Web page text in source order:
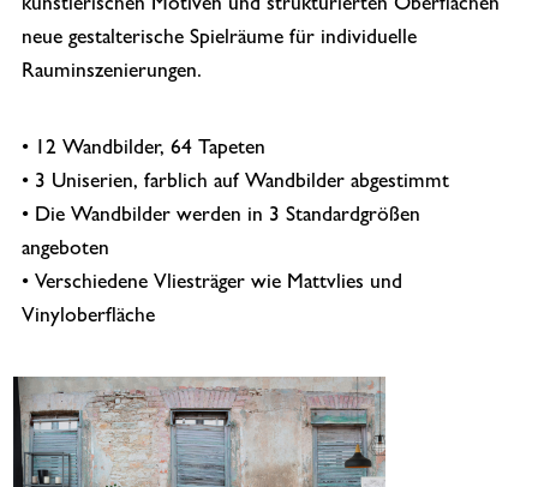
künstlerischen Motiven und strukturierten Oberflächen
neue gestalterische Spielräume für individuelle
Rauminszenierungen.
• 12 Wandbilder, 64 Tapeten
• 3 Uniserien, farblich auf Wandbilder abgestimmt
• Die Wandbilder werden in 3 Standardgrößen
angeboten
• Verschiedene Vliesträger wie Mattvlies und
Vinyloberfläche